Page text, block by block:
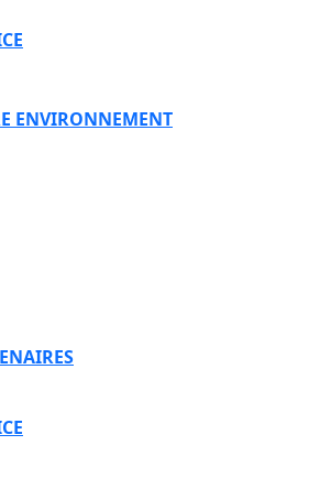
ENVIRONNEMENT